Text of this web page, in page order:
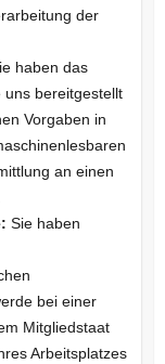
der
haben das
uns bereitgestellt
Vorgaben in
an einen
Sie haben
bei einer
Mitgliedstaat
Arbeitsplatzes